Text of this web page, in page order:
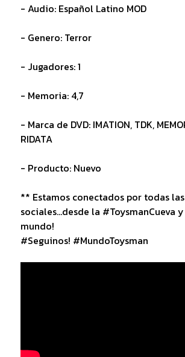
- Audio: Español Latino MOD
- Genero: Terror
- Jugadores: 1
- Memoria: 4,7
- Marca de DVD: IMATION, TDK,
RIDATA
- Producto: Nuevo
** Estamos conectados por todas
sociales...desde la #ToysmanCueva
mundo!
#Seguinos! #MundoToysman